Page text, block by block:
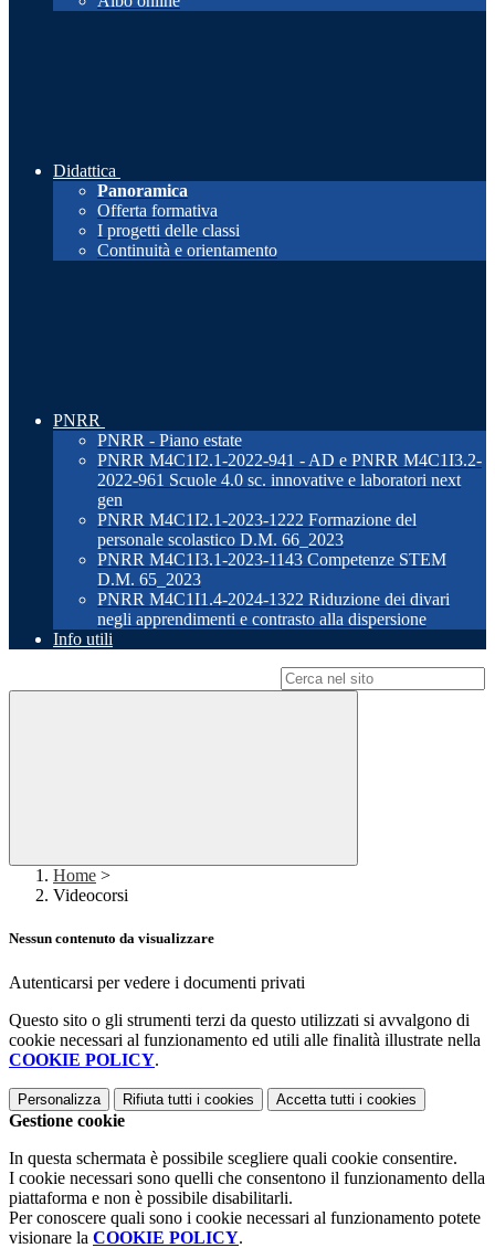
Didattica
Panoramica
Offerta formativa
I progetti delle classi
Continuità e orientamento
PNRR
PNRR - Piano estate
PNRR M4C1I2.1-2022-941 - AD e PNRR M4C1I3.2-
2022-961 Scuole 4.0 sc. innovative e laboratori next
gen
PNRR M4C1I2.1-2023-1222 Formazione del
personale scolastico D.M. 66_2023
PNRR M4C1I3.1-2023-1143 Competenze STEM
D.M. 65_2023
PNRR M4C1I1.4-2024-1322 Riduzione dei divari
negli apprendimenti e contrasto alla dispersione
Info utili
Home >
Videocorsi
Nessun contenuto da visualizzare
Autenticarsi per vedere i documenti privati
Questo sito o gli strumenti terzi da questo utilizzati si avvalgono di
cookie necessari al funzionamento ed utili alle finalità illustrate nella
COOKIE POLICY.
Personalizza Rifiuta tutti i cookies Accetta tutti i cookies
Gestione cookie
In questa schermata è possibile scegliere quali cookie consentire.
I cookie necessari sono quelli che consentono il funzionamento della
piattaforma e non è possibile disabilitarli.
Per conoscere quali sono i cookie necessari al funzionamento potete
visionare la COOKIE POLICY.